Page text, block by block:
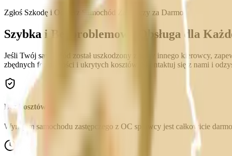
Zgłoś Szkodę i Odbierz Samochód Zastępczy za Darmo
Szybka i Bezproblemowa Obsługa dla
Jeśli Twój samochód został uszkodzony z winy innego kierowcy,
zbędnych formalności i ukrytych kosztów. Skontaktuj się z nami i
Bez kosztów
Wynajem samochodu zastępczego z OC sprawcy jest całkowicie